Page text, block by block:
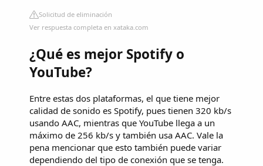
Solicitud de eliminación
Ver respuesta completa en xataka.com
¿Qué es mejor Spotify o
YouTube?
Entre estas dos plataformas, el que tiene mejor
calidad de sonido es Spotify, pues tienen 320 kb/s
usando AAC, mientras que YouTube llega a un
máximo de 256 kb/s y también usa AAC. Vale la
pena mencionar que esto también puede variar
dependiendo del tipo de conexión que se tenga.